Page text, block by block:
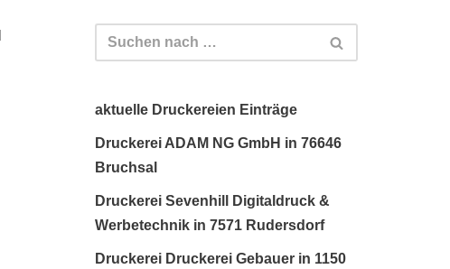
aktuelle Druckereien Einträge
Druckerei ADAM NG GmbH in 76646
Bruchsal
Druckerei Sevenhill Digitaldruck &
Werbetechnik in 7571 Rudersdorf
Druckerei Druckerei Gebauer in 1150